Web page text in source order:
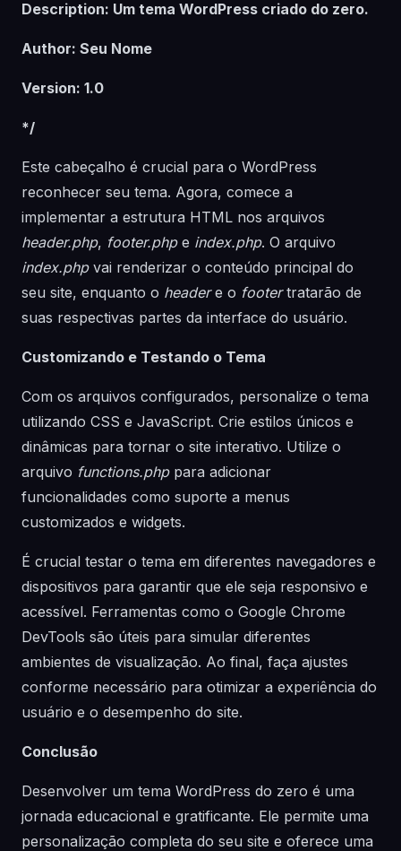
Description: Um tema WordPress criado do zero.
Author: Seu Nome
Version: 1.0
*/
Este cabeçalho é crucial para o WordPress
reconhecer seu tema. Agora, comece a
implementar a estrutura HTML nos arquivos
header.php, footer.phpe index.php. O arquivo
index.phpvai renderizar o conteúdo principal do
seu site, enquanto o headere o footertratarão de
suas respectivas partes da interface do usuário.
Customizando e Testando o Tema
Com os arquivos configurados, personalize o tema
utilizando CSS e JavaScript. Crie estilos únicos e
dinâmicas para tornar o site interativo. Utilize o
arquivo functions.phppara adicionar
funcionalidades como suporte a menus
customizados e widgets.
É crucial testar o tema em diferentes navegadores e
dispositivos para garantir que ele seja responsivo e
acessível. Ferramentas como o Google Chrome
DevTools são úteis para simular diferentes
ambientes de visualização. Ao final, faça ajustes
conforme necessário para otimizar a experiência do
usuário e o desempenho do site.
Conclusão
Desenvolver um tema WordPress do zero é uma
jornada educacional e gratificante. Ele permite uma
personalização completa do seu site e oferece uma